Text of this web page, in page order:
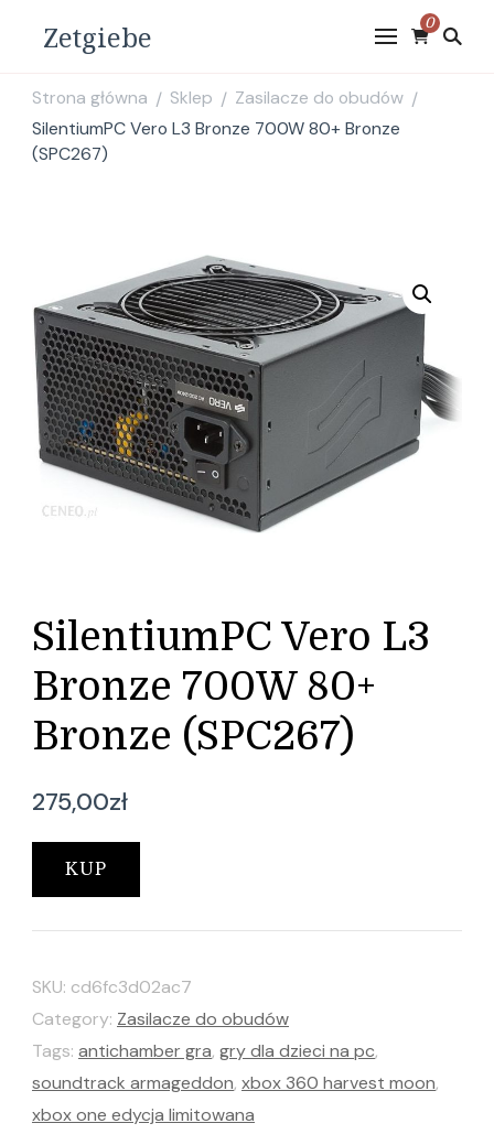
Zetgiebe 0
Strona główna / Sklep / Zasilacze do obudów /
SilentiumPC Vero L3 Bronze 700W 80+ Bronze
(SPC267)
SilentiumPC Vero L3
Bronze 700W 80+
Bronze (SPC267)
275,00zł
KUP
SKU: cd6fc3d02ac7
Category: Zasilacze do obudów
Tags: antichamber gra, gry dla dzieci na pc,
soundtrack armageddon, xbox 360 harvest moon,
xbox one edycja limitowana